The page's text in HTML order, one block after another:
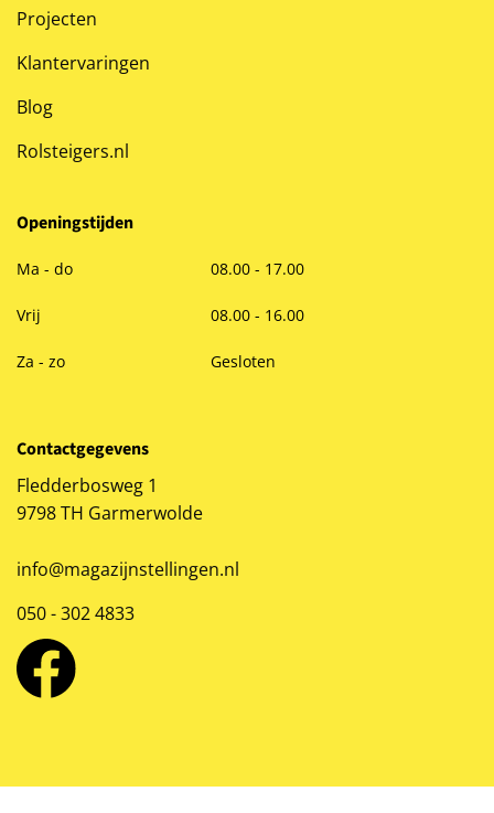
Projecten
Klantervaringen
Blog
Rolsteigers.nl
Openingstijden
Ma - do 08.00 - 17.00
Vrij 08.00 - 16.00
Za - zo Gesloten
Contactgegevens
Fledderbosweg 1
9798 TH Garmerwolde
info@magazijnstellingen.nl
050 - 302 4833